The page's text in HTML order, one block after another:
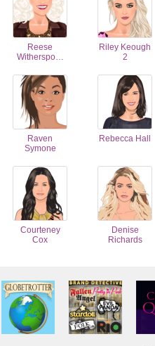
Reese
Witherspo…
Riley Keough
2
Raven
Symone
Rebecca Hall
Courteney
Cox
Denise
Richards